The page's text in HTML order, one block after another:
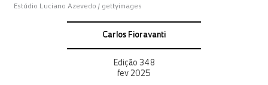
Estúdio Luciano Azevedo / gettyimages
Carlos Fioravanti
Edição 348
fev 2025